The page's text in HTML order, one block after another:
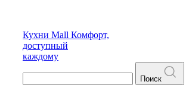
Кухни Mall Комфорт,
доступный
каждому
Поиск